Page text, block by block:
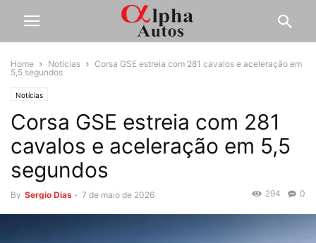
Home Notícias
Corsa GSE estreia com 281 cavalos e aceleração em
5,5 segundos
Notícias
Corsa GSE estreia com 281
cavalos e aceleração em 5,5
segundos
By Sergio Dias - 7 de maio de 2026 0
294